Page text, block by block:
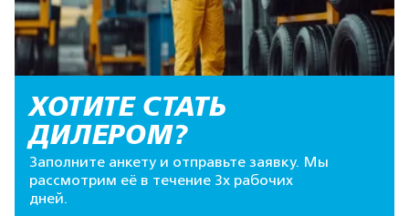
ХОТИТЕ СТАТЬ
ДИЛЕРОМ?
Заполните анкету и отправьте заявку. Мы
рассмотрим её в течение 3х рабочих
дней.